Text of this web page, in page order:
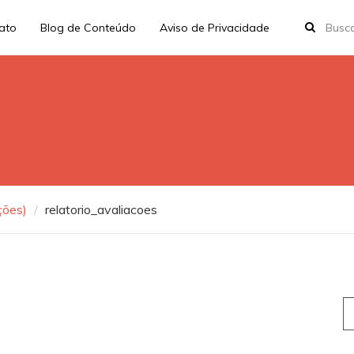
Blog de Conteúdo Aviso de Privacidade
relatorio_avaliacoes